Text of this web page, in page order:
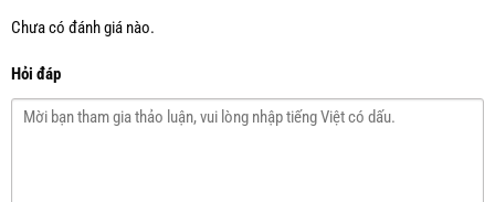
Chưa có đánh giá nào.
Hỏi đáp